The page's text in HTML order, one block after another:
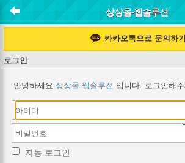
상상몰-웹솔루션
카카오톡으로 문의하기
로그인
안녕하세요 상상몰-웹솔루션 입니다. 로그인해
자동 로그인